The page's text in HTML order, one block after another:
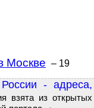
Москве – 19
- адреса,
взята из открытых